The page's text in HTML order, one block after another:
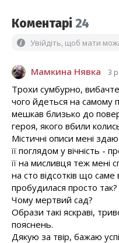
Коментарі 24
Увійдіть, щоб мати
Мамкина Нявка 3
Трохи сумбурно,
чого йдеться на самому
мешкав близько до
героя, якого вбили
Містичні описи мені
її поглядом у вічність -
її на мисливця теж мені
на сто відсотків що саме
пробудилася просто
Чому мертвий сад?
Образи такі яскраві,
пояснень.
Дякую за твір, бажаю